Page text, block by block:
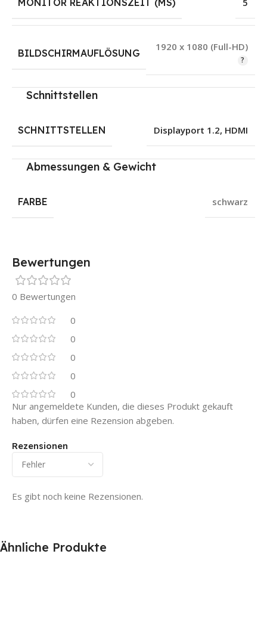
MONITOR REAKTIONSZEIT (MS) 5
BILDSCHIRMAUFLÖSUNG
1920 x 1080 (Full-HD)
Schnittstellen
SCHNITTSTELLEN Displayport 1.2, HDMI
Abmessungen & Gewicht
FARBE schwarz
Bewertungen
0 Bewertungen
0
0
0
0
0
Rezensionen
Es gibt noch keine Rezensionen.
Nur angemeldete Kunden, die dieses Produkt gekauft
haben, dürfen eine Rezension abgeben.
Ähnliche Produkte